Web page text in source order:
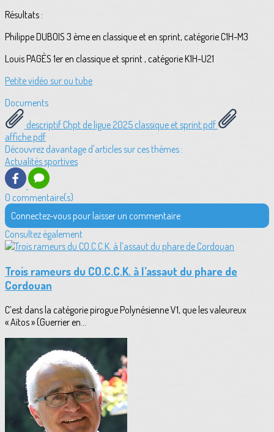
Résultats :
Philippe DUBOIS 3 ème en classique et en sprint, catégorie C1H-M3
Louis PAGÈS 1er en classique et sprint , catégorie K1H-U21
Petite vidéo sur ou tube
Documents
descriptif Chpt de ligue 2025 classique et sprint.pdf
affiche.pdf
Découvrez davantage d'articles sur ces thèmes :
Actualités sportives
0 commentaire(s)
Connectez-vous pour laisser un commentaire
Consultez également
Trois rameurs du CO.C.C.K. à l’assaut du phare de
Cordouan
C’est dans la catégorie pirogue Polynésienne V1, que les valeureux
« Aïtos » (Guerrier en...